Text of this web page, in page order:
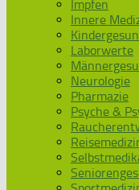
Impfen
Innere
Laborwerte
Neurologie
Pharmazie
Psyche &